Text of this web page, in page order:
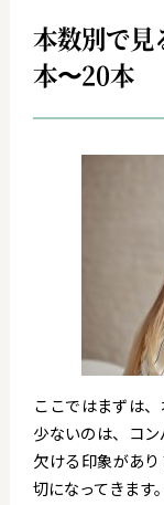
本数別で見
本〜20本
ここではまずは
少ないのは、コ
欠ける印象があ
切になってきます。